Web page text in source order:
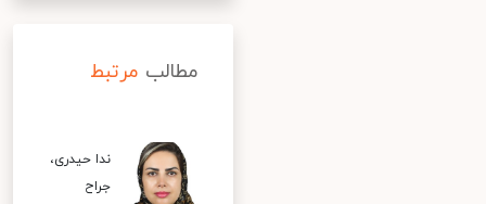
مطالب مرتبط
ندا حیدری،
جراح